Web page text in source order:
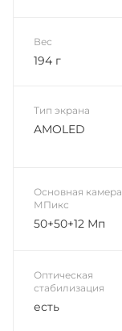
Вес
194 г
Тип экрана
AMOLED
Основная камера
МПикс
50+50+12 Мп
Оптическая
стабилизация
есть